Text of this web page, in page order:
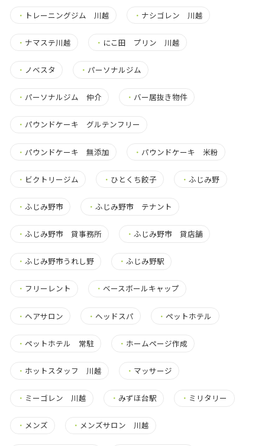
・ トレーニングジム 川越 ・ ナシゴレン 川越
・ ナマステ川越 ・ にこ田 プリン 川越
・ ノベスタ ・ パーソナルジム
・ パーソナルジム 仲介 ・ バー居抜き物件
・ パウンドケーキ グルテンフリー
・ パウンドケーキ 無添加 ・ パウンドケーキ 米粉
・ ビクトリージム ・ ひとくち餃子 ・ふじみ野
・ ふじみ野市 ・ふじみ野市 テナント
・ ふじみ野市 貸事務所 ・ふじみ野市 貸店舗
・ ふじみ野市うれし野 ・ふじみ野駅
・ フリーレント ・ ベースボールキャップ
・ ヘアサロン ・ ヘッドスパ ・ペットホテル
・ ペットホテル 常駐 ・ ホームページ作成
・ ホットスタッフ 川越 ・ マッサージ
・ ミーゴレン 川越 ・ みずほ台駅 ・ ミリタリー
・ メンズ ・ メンズサロン 川越